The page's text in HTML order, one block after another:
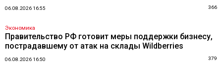
06.08.2026 16:55 366
Экономика
Правительство РФ готовит меры поддержки бизнесу,
пострадавшему от атак на склады Wildberries
06.08.2026 16:50 379